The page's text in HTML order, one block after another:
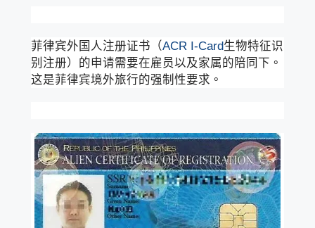
菲律宾外国人注册证书（ACR I-Card生物特征识
别注册）的申请需要在雇员以及家属的陪同下。
这是菲律宾境外旅行的强制性要求。